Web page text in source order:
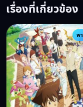
เรื่องที่เกี่ยวข้อง
พ